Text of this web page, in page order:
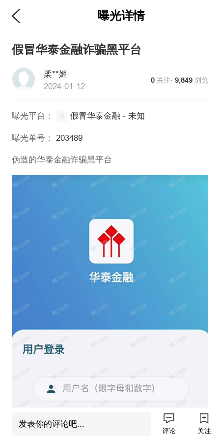
曝光详情
假冒华泰金融诈骗黑平台
柔**姬
2024-01-12
0 关注·9,849 浏览
曝光平台： 假冒华泰金融 - 未知
曝光单号： 203489
伪造的华泰金融诈骗黑平台
发表你的评论吧...
评论 关注